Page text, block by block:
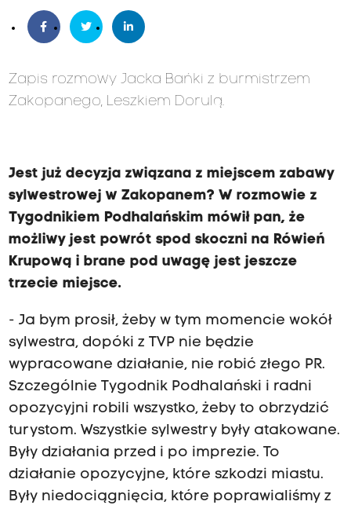
Zapis rozmowy Jacka Bańki z burmistrzem
Zakopanego, Leszkiem Dorulą.
Jest już decyzja związana z miejscem zabawy
sylwestrowej w Zakopanem? W rozmowie z
Tygodnikiem Podhalańskim mówił pan, że
możliwy jest powrót spod skoczni na Rówień
Krupową i brane pod uwagę jest jeszcze
trzecie miejsce.
- Ja bym prosił, żeby w tym momencie wokół
sylwestra, dopóki z TVP nie będzie
wypracowane działanie, nie robić złego PR.
Szczególnie Tygodnik Podhalański i radni
opozycyjni robili wszystko, żeby to obrzydzić
turystom. Wszystkie sylwestry były atakowane.
Były działania przed i po imprezie. To
działanie opozycyjne, które szkodzi miastu.
Były niedociągnięcia, które poprawialiśmy z